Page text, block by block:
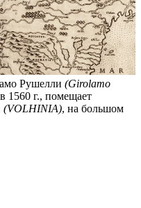
Рушелли (Girolamo
1560 г., помещает
(VOLHINIA), на большом